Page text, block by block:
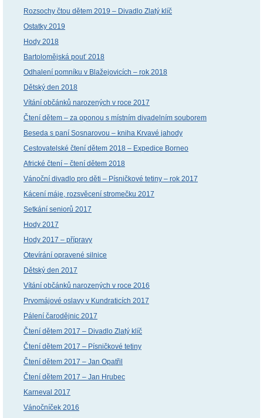
Rozsochy čtou dětem 2019 – Divadlo Zlatý klíč
Ostatky 2019
Hody 2018
Bartolomějská pouť 2018
Odhalení pomníku v Blažejovicích – rok 2018
Dětský den 2018
Vítání občánků narozených v roce 2017
Čtení dětem – za oponou s místním divadelním souborem
Beseda s paní Sosnarovou – kniha Krvavé jahody
Cestovatelské čtení dětem 2018 – Expedice Borneo
Africké čtení – čtení dětem 2018
Vánoční divadlo pro děti – Písničkové tetiny – rok 2017
Kácení máje, rozsvěcení stromečku 2017
Setkání seniorů 2017
Hody 2017
Hody 2017 – přípravy
Otevírání opravené silnice
Dětský den 2017
Vítání občánků narozených v roce 2016
Prvomájové oslavy v Kundraticích 2017
Pálení čarodějnic 2017
Čtení dětem 2017 – Divadlo Zlatý klíč
Čtení dětem 2017 – Písničkové tetiny
Čtení dětem 2017 – Jan Opatřil
Čtení dětem 2017 – Jan Hrubec
Karneval 2017
Vánočníček 2016